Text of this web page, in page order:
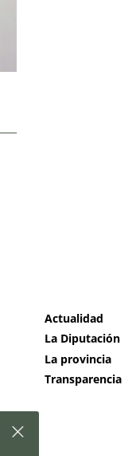
Actualidad
La Diputación
La provincia
Transparencia